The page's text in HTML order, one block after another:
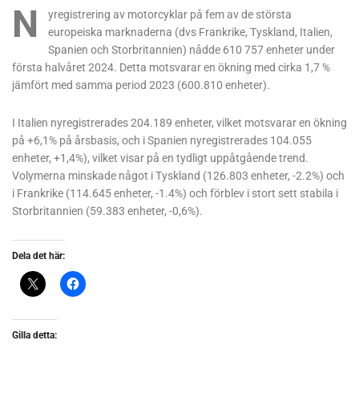
N
yregistrering av motorcyklar på fem av de största
europeiska marknaderna (dvs Frankrike, Tyskland, Italien,
Spanien och Storbritannien) nådde 610 757 enheter under
första halvåret 2024. Detta motsvarar en ökning med cirka 1,7 %
jämfört med samma period 2023 (600.810 enheter).
I Italien nyregistrerades 204.189 enheter, vilket motsvarar en ökning
på +6,1% på årsbasis, och i Spanien nyregistrerades 104.055
enheter, +1,4%), vilket visar på en tydligt uppåtgående trend.
Volymerna minskade något i Tyskland (126.803 enheter, -2.2%) och
i Frankrike (114.645 enheter, -1.4%) och förblev i stort sett stabila i
Storbritannien (59.383 enheter, -0,6%).
Dela det här:
Gilla detta: